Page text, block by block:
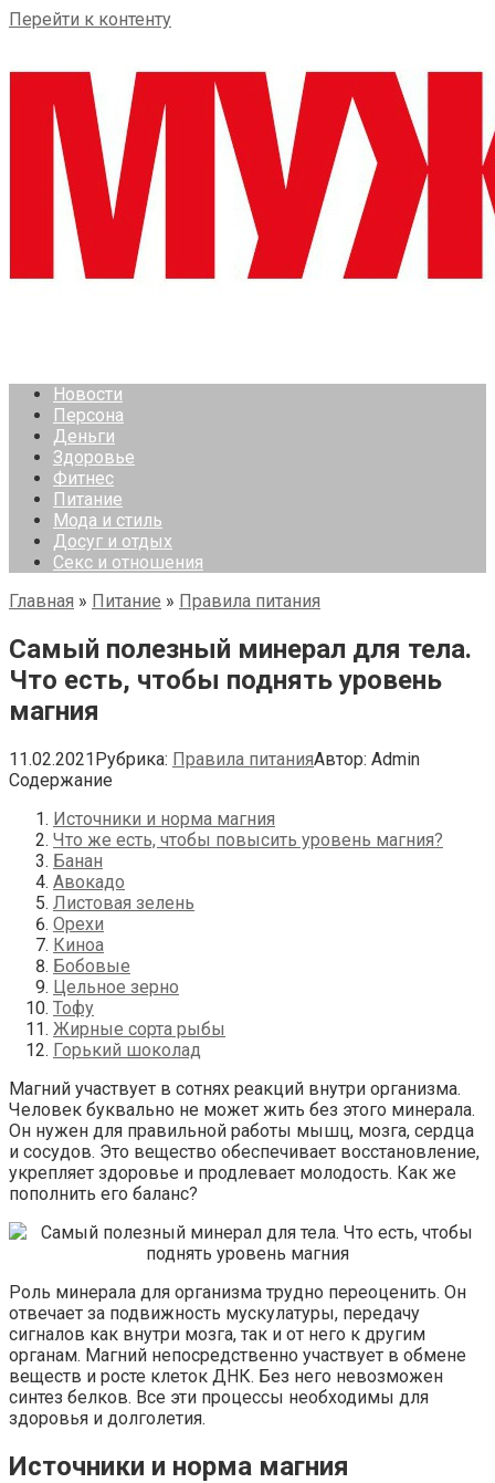
Перейти к контенту
Новости
Персона
Деньги
Здоровье
Фитнес
Питание
Мода и стиль
Досуг и отдых
Секс и отношения
Главная » Питание » Правила питания
Самый полезный минерал для тела.
Что есть, чтобы поднять уровень
магния
11.02.2021Рубрика: Правила питанияАвтор: Admin
Содержание
Источники и норма магния
Что же есть, чтобы повысить уровень магния?
Банан
Авокадо
Листовая зелень
Орехи
Киноа
Бобовые
Цельное зерно
Тофу
Жирные сорта рыбы
Горький шоколад
Магний участвует в сотнях реакций внутри организма.
Человек буквально не может жить без этого минерала.
Он нужен для правильной работы мышц, мозга, сердца
и сосудов. Это вещество обеспечивает восстановление,
укрепляет здоровье и продлевает молодость. Как же
пополнить его баланс?
Роль минерала для организма трудно переоценить. Он
отвечает за подвижность мускулатуры, передачу
сигналов как внутри мозга, так и от него к другим
органам. Магний непосредственно участвует в обмене
веществ и росте клеток ДНК. Без него невозможен
синтез белков. Все эти процессы необходимы для
здоровья и долголетия.
Источники и норма магния